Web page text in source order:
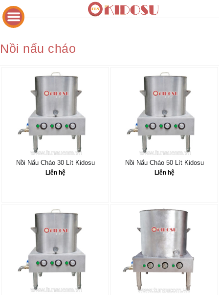
Nồi nấu cháo
Nồi Nấu Cháo 30 Lít Kidosu
Liên hệ
Nồi Nấu Cháo 50 Lít Kidosu
Liên hệ